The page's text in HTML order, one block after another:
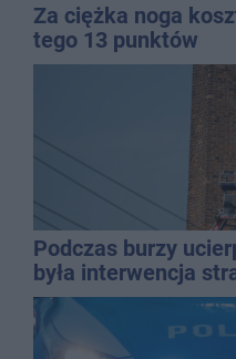
Za ciężka noga
tego 13 punktów
Podczas burzy
była interwencja